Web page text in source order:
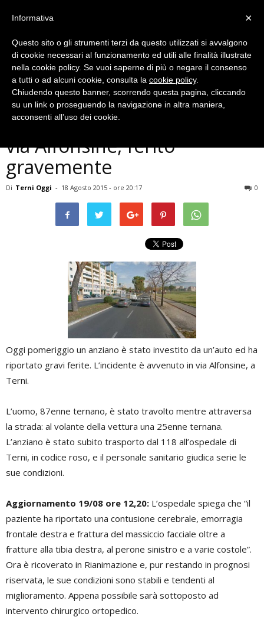
Cronaca
Terni, anziano investito in
via Alfonsine, ferito
gravemente
Di Terni Oggi - 18 Agosto 2015 - ore 20:17 0
Oggi pomeriggio un anziano è stato investito da un’auto ed ha
riportato gravi ferite. L’incidente è avvenuto in via Alfonsine, a
Terni.
L’uomo, 87enne ternano, è stato travolto mentre attraversa
la strada: al volante della vettura una 25enne ternana.
L’anziano è stato subito trasporto dal 118 all’ospedale di
Terni, in codice roso, e il personale sanitario giudica serie le
sue condizioni.
Aggiornamento 19/08 ore 12,20: L’ospedale spiega che “il
paziente ha riportato una contusione cerebrale, emorragia
frontale destra e frattura del massiccio facciale oltre a
fratture alla tibia destra, al perone sinistro e a varie costole”.
Ora è ricoverato in Rianimazione e, pur restando in prognosi
riservata, le sue condizioni sono stabili e tendenti al
miglioramento. Appena possibile sarà sottoposto ad
intervento chirurgico ortopedico.
×
Informativa
Questo sito o gli strumenti terzi da questo utilizzati si avvalgono
di cookie necessari al funzionamento ed utili alle finalità illustrate
nella cookie policy. Se vuoi saperne di più o negare il consenso
a tutti o ad alcuni cookie, consulta la cookie policy.
Chiudendo questo banner, scorrendo questa pagina, cliccando
su un link o proseguendo la navigazione in altra maniera,
acconsenti all’uso dei cookie.